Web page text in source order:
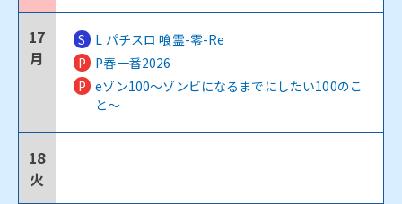
17
月
S
L パチスロ 喰霊-零-Re
P P春一番2026
P eゾン100～ゾンビになるまでにしたい100のこ
と～
18
火